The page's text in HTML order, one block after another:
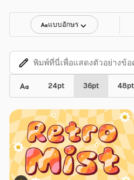
แบบอักษร
24pt 36pt 48pt